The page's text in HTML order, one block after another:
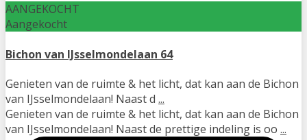
AANGEKOCHT
Aangekocht
Bichon van IJsselmondelaan 64
Genieten van de ruimte & het licht, dat kan aan de Bichon
van IJsselmondelaan! Naast d ...
Genieten van de ruimte & het licht, dat kan aan de Bichon
van IJsselmondelaan! Naast de prettige indeling is oo ...